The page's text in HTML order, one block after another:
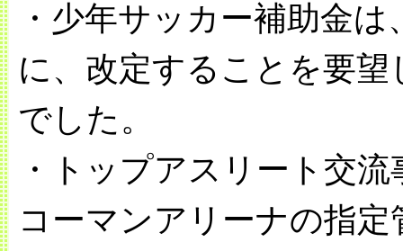
・少年サッカー補助金
に、改定することを要
でした。
・トップアスリート交
コーマンアリーナの指